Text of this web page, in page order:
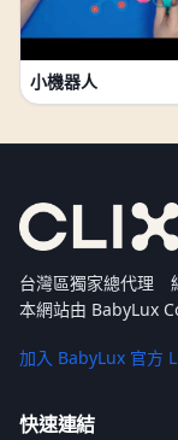
小機器人
台灣區獨家總代理
本網站由 BabyLux
加入 BabyLux 官方
快速連結